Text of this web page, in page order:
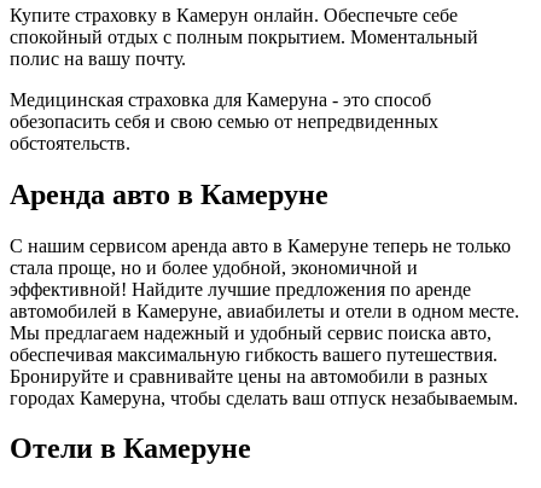
Купите страховку в Камерун онлайн. Обеспечьте себе
спокойный отдых с полным покрытием. Моментальный
полис на вашу почту.
Медицинская страховка для Камеруна - это способ
обезопасить себя и свою семью от непредвиденных
обстоятельств.
Аренда авто в Камеруне
С нашим сервисом аренда авто в Камеруне теперь не только
стала проще, но и более удобной, экономичной и
эффективной! Найдите лучшие предложения по аренде
автомобилей в Камеруне, авиабилеты и отели в одном месте.
Мы предлагаем надежный и удобный сервис поиска авто,
обеспечивая максимальную гибкость вашего путешествия.
Бронируйте и сравнивайте цены на автомобили в разных
городах Камеруна, чтобы сделать ваш отпуск незабываемым.
Отели в Камеруне